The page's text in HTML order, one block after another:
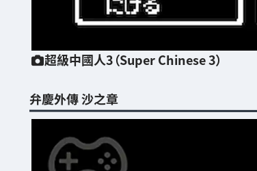
超級中國人3（Super Chinese 3）
弁慶外傳 沙之章